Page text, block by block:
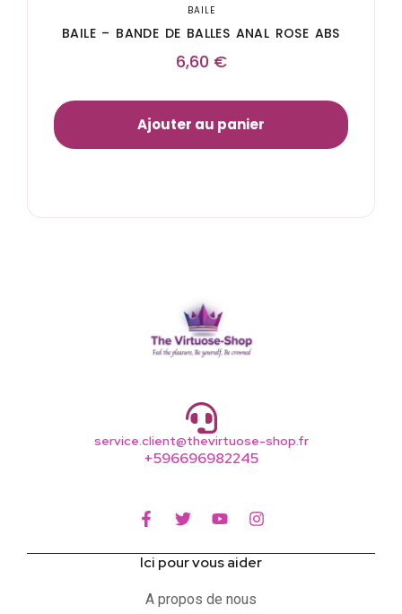
BAILE
BAILE – BANDE DE BALLES ANAL ROSE ABS
6,60 €
Ajouter au panier
service.client@thevirtuose-shop.fr
+596696982245
Ici pour vous aider
A propos de nous